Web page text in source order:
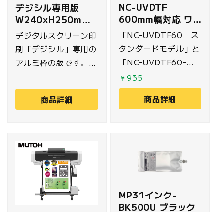
デジシル専用版
W240×H250mm
(Tシャツ襟下用・
トートバッグ用)
デジタルスクリーン印
刷「デジシル」専用の
アルミ枠の版です。紗
範囲以外に乳剤を塗り
露光したもので、プリ
版します。こちらは最
大W240×H250mm
のプリント範囲に対応
しており、Tシャツの
背面リブ下やトートバ
商品詳細
NC-UVDTF
600mm幅対応 ワ
イパー
「NC-UVDTF60 ス
タンダードモデル」と
「NC-UVDTF60-
PLUS 金銀フィルム
対応モデル」に対応し
たワイパーです。
ご注意ください。
￥935
商品詳細
MP31インク-
BK500U ブラック